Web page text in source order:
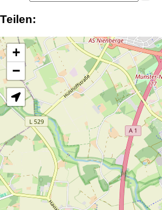
Teilen:
+
−